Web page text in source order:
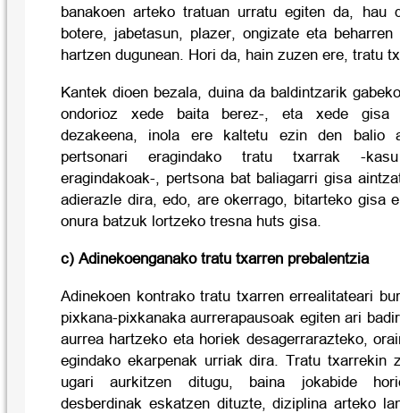
banakoen arteko tratuan urratu egiten da, hau
botere, jabetasun, plazer, ongizate eta
hartzen dugunean. Hori da, hain zuzen ere, tratu
Kantek dioen bezala, duina da baldintzarik
ondorioz xede baita berez-, eta xede gisa
dezakeena, inola ere kaltetu ezin den balio
pertsonari eragindako tratu txarrak -
eragindakoak-, pertsona bat baliagarri gisa
adierazle dira, edo, are okerrago, bitarteko gisa
onura batzuk lortzeko tresna huts gisa.
c) Adinekoenganako tratu txarren prebalentzia
Adinekoen kontrako tratu txarren errealitateari
pixkana-pixkanaka aurrerapausoak egiten ari
aurrea hartzeko eta horiek desagerrarazteko,
egindako ekarpenak urriak dira. Tratu txarrekin
ugari aurkitzen ditugu, baina jokabide
desberdinak eskatzen dituzte, diziplina arteko